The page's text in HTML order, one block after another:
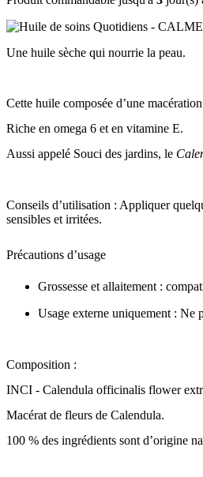
Une huile sèche qui nourrie la peau.
Cette huile composée d’une
Riche en omega 6 et en vitamine E.
Aussi appelé Souci des jardins, le
Conseils d’utilisation : Appliquer
sensibles et irritées.
Précautions d’usage
Grossesse et allaitement :
Usage externe uniquement : Ne
Composition :
INCI - Calendula officinalis flower
Macérat de fleurs de Calendula.
100 % des ingrédients sont d’origine